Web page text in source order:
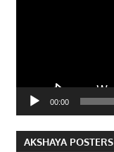
00:00
AKSHAYA POSTERS